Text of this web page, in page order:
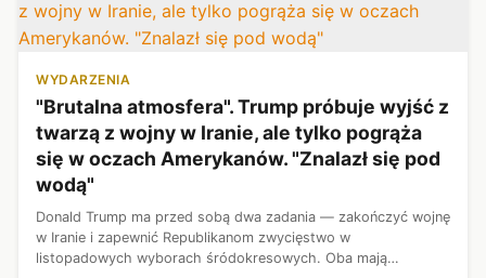
WYDARZENIA
"Brutalna atmosfera". Trump próbuje wyjść z
twarzą z wojny w Iranie, ale tylko pogrąża
się w oczach Amerykanów. "Znalazł się pod
wodą"
Donald Trump ma przed sobą dwa zadania — zakończyć wojnę
w Iranie i zapewnić Republikanom zwycięstwo w
listopadowych wyborach śródokresowych. Oba mają